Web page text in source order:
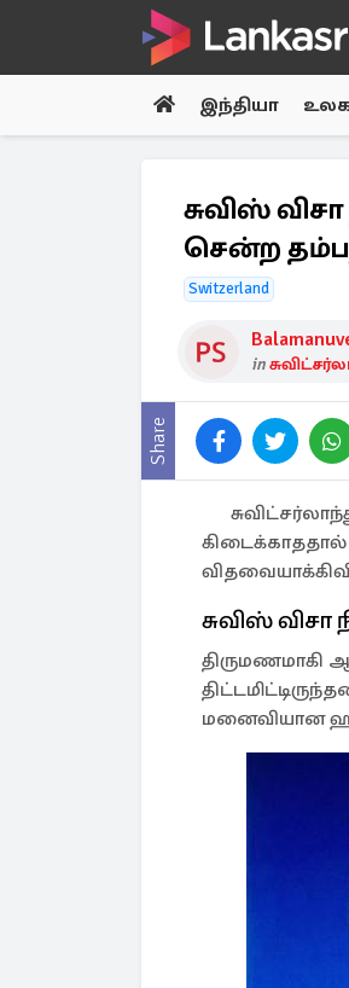
இந்தியா
சுவிஸ்
சென்ற
Switzerland
in
Share
சுவிஸ் விசா
திருமணமாகி
மனைவியான